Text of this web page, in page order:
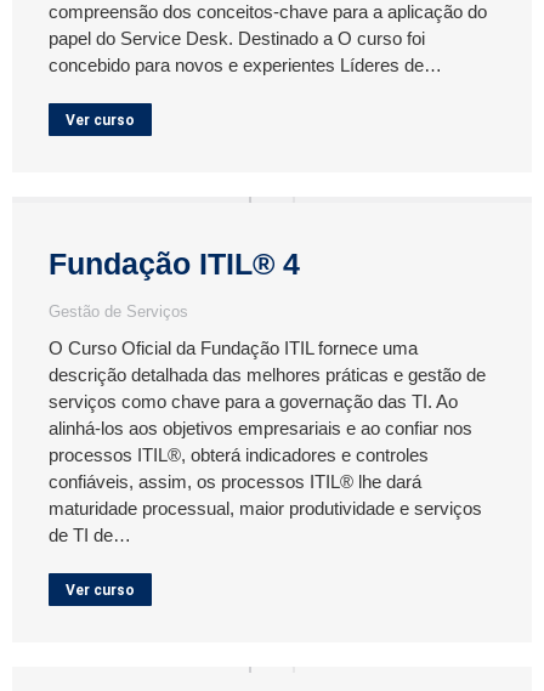
compreensão dos conceitos-chave para a aplicação do
papel do Service Desk. Destinado a O curso foi
concebido para novos e experientes Líderes de…
Ver curso
Fundação ITIL® 4
Gestão de Serviços
O Curso Oficial da Fundação ITIL fornece uma
descrição detalhada das melhores práticas e gestão de
serviços como chave para a governação das TI. Ao
alinhá-los aos objetivos empresariais e ao confiar nos
processos ITIL®, obterá indicadores e controles
confiáveis, assim, os processos ITIL® lhe dará
maturidade processual, maior produtividade e serviços
de TI de…
Ver curso